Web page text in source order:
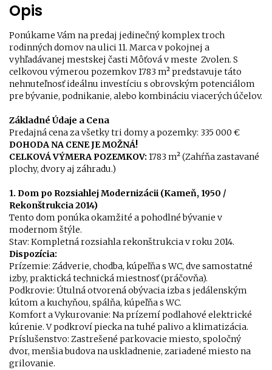
Opis
Ponúkame Vám na predaj jedinečný komplex troch
rodinných domov na ulici 11. Marca v pokojnej a
vyhľadávanej mestskej časti Môťová v meste Zvolen. S
celkovou výmerou pozemkov 1783 m² predstavuje táto
nehnuteľnosť ideálnu investíciu s obrovským potenciálom
pre bývanie, podnikanie, alebo kombináciu viacerých účelov.
Základné Údaje a Cena
Predajná cena za všetky tri domy a pozemky: 335 000 €
DOHODA NA CENE JE MOŽNÁ!
CELKOVÁ VÝMERA POZEMKOV: 1783 m² (Zahŕňa zastavané
plochy, dvory aj záhradu.)
1. Dom po Rozsiahlej Modernizácii (Kameň, 1950 /
Rekonštrukcia 2014)
Tento dom ponúka okamžité a pohodlné bývanie v
modernom štýle.
Stav: Kompletná rozsiahla rekonštrukcia v roku 2014.
Dispozícia:
Prízemie: Zádverie, chodba, kúpeľňa s WC, dve samostatné
izby, praktická technická miestnosť (práčovňa).
Podkrovie: Útulná otvorená obývacia izba s jedálenským
kútom a kuchyňou, spálňa, kúpeľňa s WC.
Komfort a Vykurovanie: Na prízemí podlahové elektrické
kúrenie. V podkroví piecka na tuhé palivo a klimatizácia.
Príslušenstvo: Zastrešené parkovacie miesto, spoločný
dvor, menšia budova na uskladnenie, zariadené miesto na
grilovanie.